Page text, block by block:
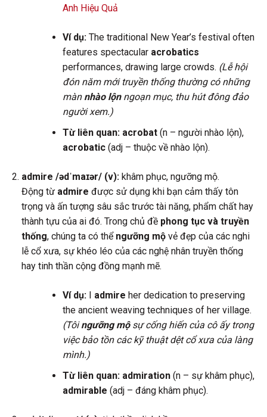
Anh Hiệu Quả
Ví dụ:The traditional New Year’s festival often
features spectacular acrobatics
performances, drawing large crowds. (Lễ hội
đón năm mới truyền thống thường có những
màn nhào lộnngoạn mục, thu hút đông đảo
người xem.)
Từ liên quan: acrobat(n – người nhào lộn),
acrobatic(adj – thuộc về nhào lộn).
admire /ədˈmaɪər/ (v):khâm phục, ngưỡng mộ.
Động từ admire được sử dụng khi bạn cảm thấy tôn
trọng và ấn tượng sâu sắc trước tài năng, phẩm chất hay
thành tựu của ai đó. Trong chủ đề phong tục và truyền
thống, chúng ta có thể ngưỡng mộvẻ đẹp của các nghi
lễ cổ xưa, sự khéo léo của các nghệ nhân truyền thống
hay tinh thần cộng đồng mạnh mẽ.
Ví dụ:I admire her dedication to preserving
the ancient weaving techniques of her village.
(Tôingưỡng mộsự cống hiến của cô ấy trong
việc bảo tồn các kỹ thuật dệt cổ xưa của làng
mình.)
Từ liên quan: admiration(n – sự khâm phục),
admirable (adj – đáng khâm phục).